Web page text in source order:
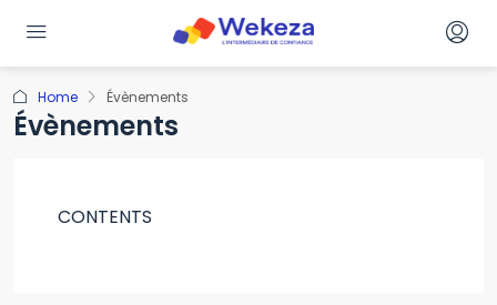
Home Évènements
Évènements
CONTENTS